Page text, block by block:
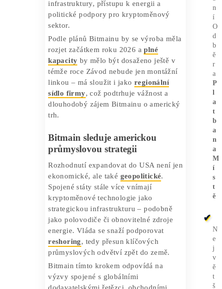
Kde a kdy začne výroba?
Společnost zatím neurčila přesnou
lokalitu, ale podle vyjádření globální
obchodní ředitelky Irene Gao pro
agenturu Bloomberg se rozhoduje mezi
Texasem a Floridou
. Obě tyto americké
státy nabízejí příznivé podmínky pro
technologickou výrobu včetně dostupné
infrastruktury, přístupu k energii a
sektor.
Podle plánů Bitmainu by se výroba měla
rozjet začátkem roku 2026 aplné
kapacityby mělo být dosaženo ještě v
témže roce Závod nebude jen montážní
linkou – má sloužit i jakoregionální
sídlo firmy
, což podtrhuje vážnost a
dlouhodobý zájem Bitmainu o americký
trh.
Bitmain sleduje americkou
průmyslovou strategii